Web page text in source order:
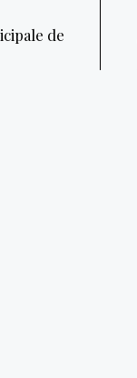
de